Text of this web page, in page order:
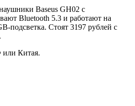
Baseus GH02 с
Bluetooth 5.3 и работают на
подсветка. Стоят 3197 рублей с
или Китая.